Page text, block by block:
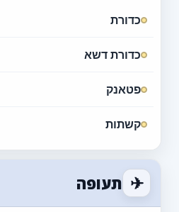
כדורת
כדורת דשא
פטאנק
קשתות
✈ תעופה